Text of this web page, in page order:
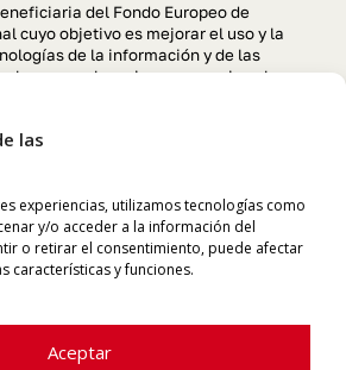
las
experiencias, utilizamos tecnologías como
y/o acceder a la información del
o retirar el consentimiento, puede afectar
características y funciones.
Aceptar
del Fondo Europeo de
cuyo objetivo es mejorar el uso y la
de la información y de las
acceso a las mismas y gracias al
web, para la mejora de
de la empresa durante el
ha contado con el apoyo del
de hacer Europa»